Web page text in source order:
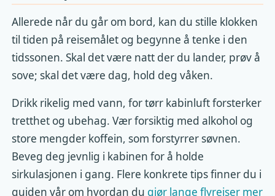
Allerede når du går om bord, kan du stille klokken
til tiden på reisemålet og begynne å tenke i den
tidssonen. Skal det være natt der du lander, prøv å
sove; skal det være dag, hold deg våken.
Drikk rikelig med vann, for tørr kabinluft forsterker
tretthet og ubehag. Vær forsiktig med alkohol og
store mengder koffein, som forstyrrer søvnen.
Beveg deg jevnlig i kabinen for å holde
sirkulasjonen i gang. Flere konkrete tips finner du i
guiden vår om hvordan du gjør lange flyreiser mer